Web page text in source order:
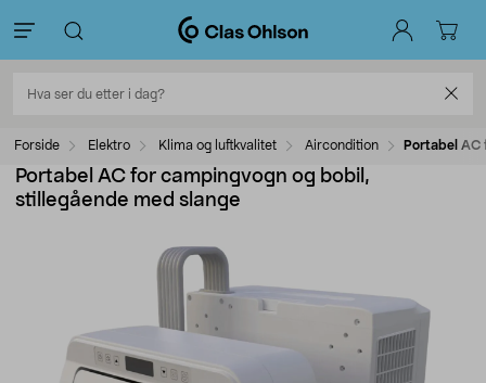
Forside Elektro Klima og luftkvalitet Aircondition Portabel AC
Portabel AC for campingvogn og bobil,
stillegående med slange